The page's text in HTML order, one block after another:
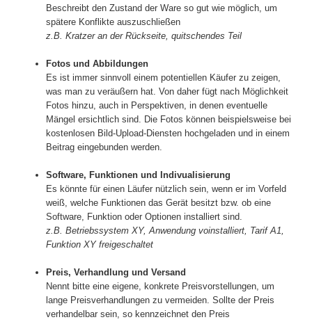
Beschreibt den Zustand der Ware so gut wie möglich, um
spätere Konflikte auszuschließen
z.B. Kratzer an der Rückseite, quitschendes Teil
Fotos und Abbildungen
Es ist immer sinnvoll einem potentiellen Käufer zu zeigen,
was man zu veräußern hat. Von daher fügt nach Möglichkeit
Fotos hinzu, auch in Perspektiven, in denen eventuelle
Mängel ersichtlich sind. Die Fotos können beispielsweise bei
kostenlosen Bild-Upload-Diensten hochgeladen und in einem
Beitrag eingebunden werden.
Software, Funktionen und Indivualisierung
Es könnte für einen Läufer nützlich sein, wenn er im Vorfeld
weiß, welche Funktionen das Gerät besitzt bzw. ob eine
Software, Funktion oder Optionen installiert sind.
z.B. Betriebssystem XY, Anwendung voinstalliert, Tarif A1,
Funktion XY freigeschaltet
Preis, Verhandlung und Versand
Nennt bitte eine eigene, konkrete Preisvorstellungen, um
lange Preisverhandlungen zu vermeiden. Sollte der Preis
verhandelbar sein, so kennzeichnet den Preis